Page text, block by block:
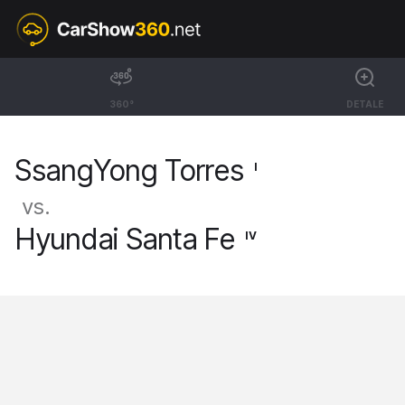
360° DETALE
SsangYong Torres
SsangYong Torres I
vs.
Hyundai Santa Fe IV